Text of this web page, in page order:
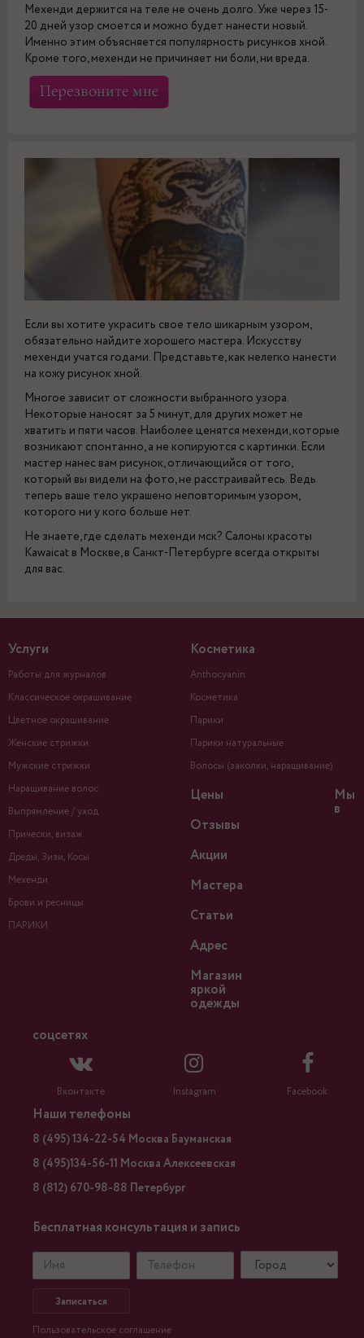
Мехенди держится на теле не очень долго. Уже через 15-
20 дней узор смоется и можно будет нанести новый.
Именно этим объясняется популярность рисунков хной.
Кроме того, мехенди не причиняет ни боли, ни вреда.
Если вы хотите украсить свое тело шикарным узором,
обязательно найдите хорошего мастера. Искусству
мехенди учатся годами. Представьте, как нелегко нанести
на кожу рисунок хной.
Многое зависит от сложности выбранного узора.
Некоторые наносят за 5 минут, для других может не
хватить и пяти часов. Наиболее ценятся мехенди, которые
возникают спонтанно, а не копируются с картинки. Если
мастер нанес вам рисунок, отличающийся от того,
который вы видели на фото, не расстраивайтесь. Ведь
теперь ваше тело украшено неповторимым узором,
которого ни у кого больше нет.
Не знаете, где сделать мехенди мск? Салоны красоты
Kawaicat в Москве, в Санкт-Петербурге всегда открыты
для вас.
Услуги
Работы для журналов
Классическое окрашивание
Цветное окрашивание
Женские стрижки
Мужские стрижки
Наращивание волос
Выпрямление / уход
Прически, визаж
Дреды, Зизи, Косы
Мехенди
Брови и ресницы
ПАРИКИ
Косметика
Anthocyanin
Косметика
Парики
Парики натуральные
Волосы (заколки, наращивание)
Цены
Отзывы
Акции
Мастера
Статьи
Адрес
Магазин
яркой
одежды
Мы
в
соцсетях
Вконтакте Instagram Facebook
Наши телефоны
8 (495) 134-22-54 Москва Бауманская
8 (495)134-56-11 Москва Алексеевская
8 (812) 670-98-88 Петербург
Бесплатная консультация и запись
Записаться
Пользовательское соглашение